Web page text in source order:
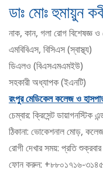
ডাঃ মোঃ হুমায়ুন
নাক, কান, গলা রোগ বিশেষজ্ঞ ও
এমবিবিএস, বিসিএস (স্বাস্থ্য)
ডিএলও (বিএসএমএমইউ)
সহকারী অধ্যাপক (ইএনটি)
রংপুর মেডিকেল কলেজ ও
চেম্বার: ক্রিসেন্ট ডায়াগনস্টিক
ঠিকানা: ভোকেশনাল মোড়,
রোগী দেখার সময়: প্রতি
ফোন করুন: +৮৮০১৭১৬-